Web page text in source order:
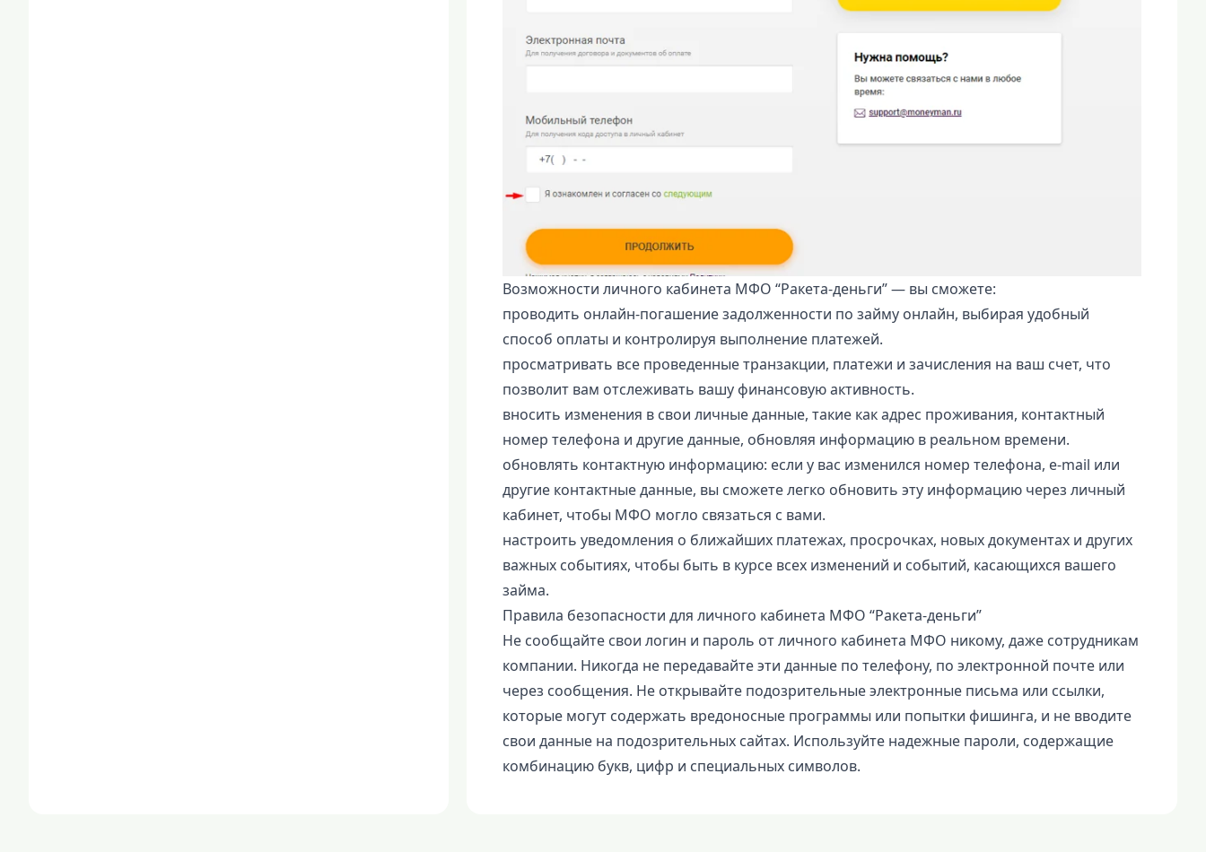
Возможности личного кабинета МФО “Ракета-деньги” — вы сможете:
проводить онлайн-погашение задолженности по займу онлайн, выбирая удобный
способ оплаты и контролируя выполнение платежей.
просматривать все проведенные транзакции, платежи и зачисления на ваш счет, что
позволит вам отслеживать вашу финансовую активность.
вносить изменения в свои личные данные, такие как адрес проживания, контактный
номер телефона и другие данные, обновляя информацию в реальном времени.
обновлять контактную информацию: если у вас изменился номер телефона, e-mail или
другие контактные данные, вы сможете легко обновить эту информацию через личный
кабинет, чтобы МФО могло связаться с вами.
настроить уведомления о ближайших платежах, просрочках, новых документах и других
важных событиях, чтобы быть в курсе всех изменений и событий, касающихся вашего
займа.
Правила безопасности для личного кабинета МФО “Ракета-деньги”
Не сообщайте свои логин и пароль от личного кабинета МФО никому, даже сотрудникам
компании. Никогда не передавайте эти данные по телефону, по электронной почте или
через сообщения. Не открывайте подозрительные электронные письма или ссылки,
которые могут содержать вредоносные программы или попытки фишинга, и не вводите
свои данные на подозрительных сайтах. Используйте надежные пароли, содержащие
комбинацию букв, цифр и специальных символов.